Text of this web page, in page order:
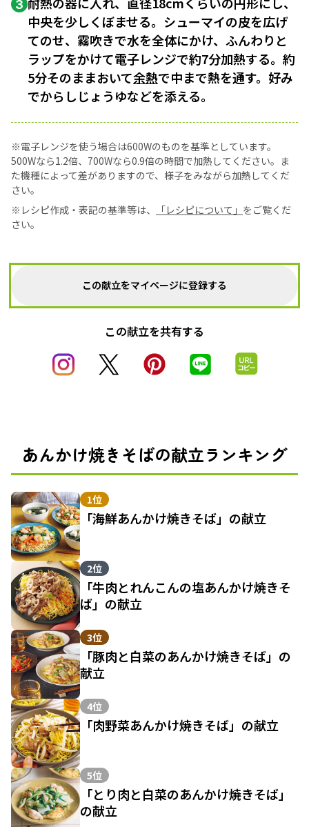
3
中央を少しくぼませる。シューマイの皮を広げ
てのせ、霧吹きで水を全体にかけ、ふんわりと
ラップをかけて電子レンジで約7分加熱する。約
5分そのままおいて余熱で中まで熱を通す。好み
でからしじょうゆなどを添える。
※電子レンジを使う場合は600Wのものを基準としています。
500Wなら1.2倍、700Wなら0.9倍の時間で加熱してください。ま
た機種によって差がありますので、様子をみながら加熱してくだ
さい。
※レシピ作成・表記の基準等は、
「レシピについて」 をご覧くだ
さい。
この献立をマイページに登録する
この献立を共有する
あんかけ焼きそばの献立ランキング
1位
「海鮮あんかけ焼きそば」の献立
2位
「牛肉とれんこんの塩あんかけ焼きそ
ば」の献立
3位
「豚肉と白菜のあんかけ焼きそば」の
献立
4位
「肉野菜あんかけ焼きそば」の献立
5位
「とり肉と白菜のあんかけ焼きそば」
の献立